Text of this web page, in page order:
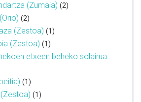
(Zumaia) (2)
(2)
(Zestoa) (1)
(Zestoa) (1)
etxeen beheko solairua
(1)
(1)